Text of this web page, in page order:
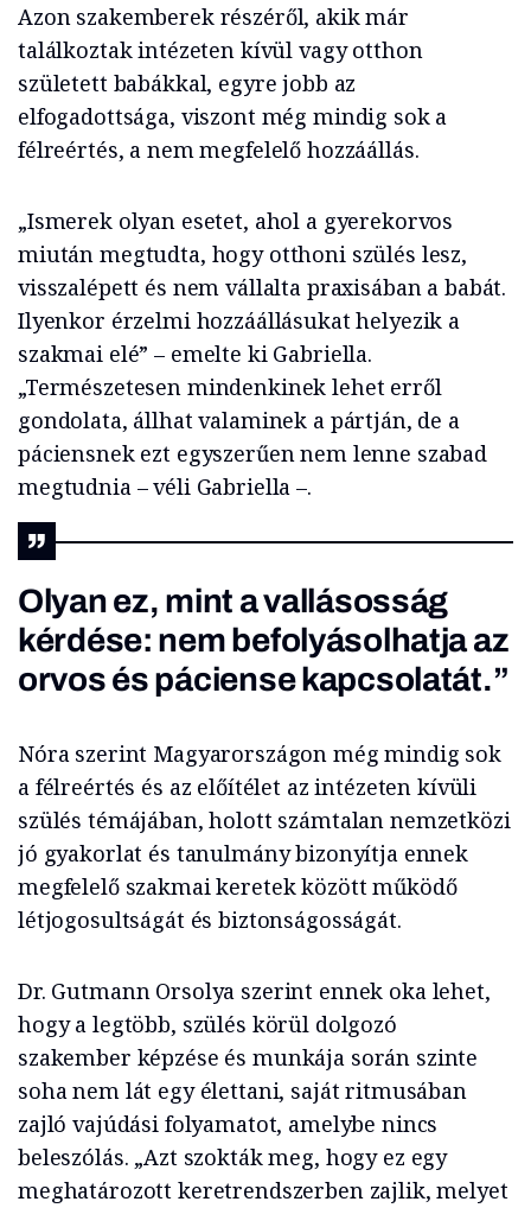
Azon szakemberek részéről, akik már
találkoztak intézeten kívül vagy otthon
született babákkal, egyre jobb az
elfogadottsága, viszont még mindig sok a
félreértés, a nem megfelelő hozzáállás.
„Ismerek olyan esetet, ahol a gyerekorvos
miután megtudta, hogy otthoni szülés lesz,
visszalépett és nem vállalta praxisában a babát.
Ilyenkor érzelmi hozzáállásukat helyezik a
szakmai elé” – emelte ki Gabriella.
„Természetesen mindenkinek lehet erről
gondolata, állhat valaminek a pártján, de a
páciensnek ezt egyszerűen nem lenne szabad
megtudnia – véli Gabriella –.
Olyan ez, mint a vallásosság
kérdése: nem befolyásolhatja az
orvos és páciense kapcsolatát.”
Nóra szerint Magyarországon még mindig sok
a félreértés és az előítélet az intézeten kívüli
szülés témájában, holott számtalan nemzetközi
jó gyakorlat és tanulmány bizonyítja ennek
megfelelő szakmai keretek között működő
létjogosultságát és biztonságosságát.
Dr. Gutmann Orsolya szerint ennek oka lehet,
hogy a legtöbb, szülés körül dolgozó
szakember képzése és munkája során szinte
soha nem lát egy élettani, saját ritmusában
zajló vajúdási folyamatot, amelybe nincs
beleszólás. „Azt szokták meg, hogy ez egy
meghatározott keretrendszerben zajlik, melyet